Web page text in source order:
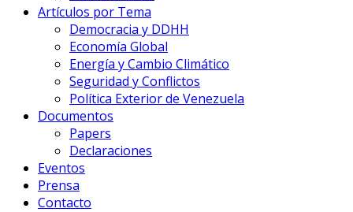
Artículos por Tema
Democracia y DDHH
Economía Global
Energía y Cambio Climático
Seguridad y Conflictos
Política Exterior de Venezuela
Documentos
Papers
Declaraciones
Eventos
Prensa
Contacto